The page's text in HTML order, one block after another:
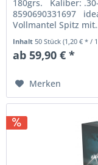
180grs. Kaliber:
8590690331697
Vollmantel Spitz
Inhalt 50 Stück(1,20 € * /
ab 59,90 € *
Merken